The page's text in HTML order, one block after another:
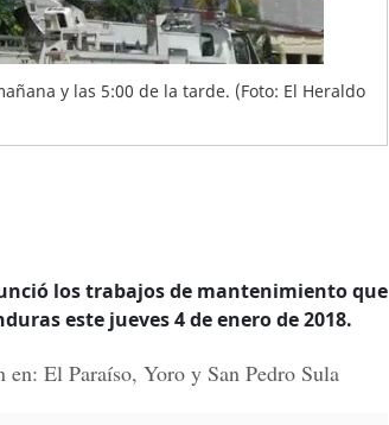
y las 5:00 de la tarde. (Foto: El Heraldo
los trabajos de mantenimiento que
este jueves 4 de enero de 2018.
El Paraíso, Yoro y San Pedro Sula